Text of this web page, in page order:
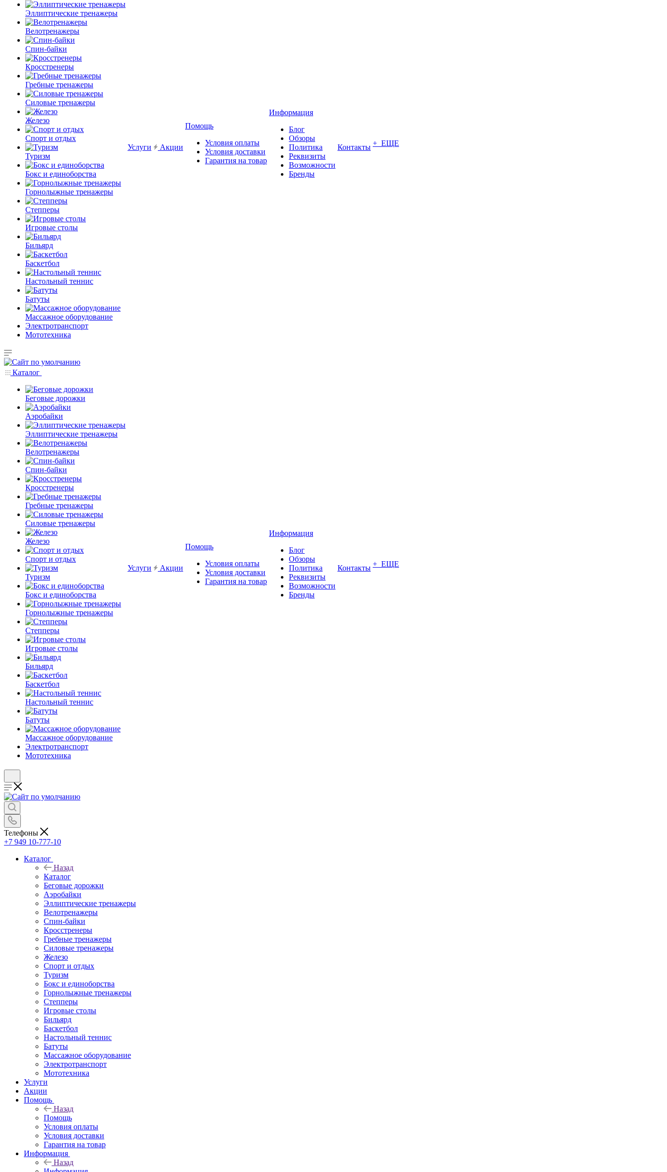
Эллиптические тренажеры
Велотренажеры
Спин-байки
Кросстренеры
Гребные тренажеры
Силовые тренажеры
Железо
Спорт и отдых
Туризм
Бокс и единоборства
Горнолыжные тренажеры
Степперы
Игровые столы
Бильярд
Баскетбол
Настольный теннис
Батуты
Массажное оборудование
Электротранспорт
Мототехника
Услуги Акции
Помощь
Условия оплаты
Условия доставки
Гарантия на товар
Информация
Блог
Обзоры
Политика
Реквизиты
Возможности
Бренды
Контакты + ЕЩЕ
Каталог
Беговые дорожки
Аэробайки
Эллиптические тренажеры
Велотренажеры
Спин-байки
Кросстренеры
Гребные тренажеры
Силовые тренажеры
Железо
Спорт и отдых
Туризм
Бокс и единоборства
Горнолыжные тренажеры
Степперы
Игровые столы
Бильярд
Баскетбол
Настольный теннис
Батуты
Массажное оборудование
Электротранспорт
Мототехника
Услуги Акции
Помощь
Условия оплаты
Условия доставки
Гарантия на товар
Информация
Блог
Обзоры
Политика
Реквизиты
Возможности
Бренды
Контакты + ЕЩЕ
Телефоны
+7 949 10-777-10
Каталог
Назад
Каталог
Беговые дорожки
Аэробайки
Эллиптические тренажеры
Велотренажеры
Спин-байки
Кросстренеры
Гребные тренажеры
Силовые тренажеры
Железо
Спорт и отдых
Туризм
Бокс и единоборства
Горнолыжные тренажеры
Степперы
Игровые столы
Бильярд
Баскетбол
Настольный теннис
Батуты
Массажное оборудование
Электротранспорт
Мототехника
Услуги
Акции
Помощь
Назад
Помощь
Условия оплаты
Условия доставки
Гарантия на товар
Информация
Назад